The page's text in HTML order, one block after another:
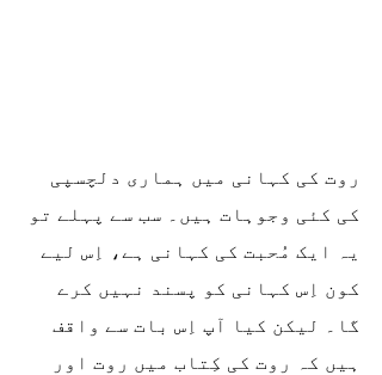
روت کی کہانی میں ہماری دلچسپی
کی کئی وجوہات ہیں۔ سب سے پہلے تو
یہ ایک مُحبت کی کہانی ہے، اِس لیے
کون اِس کہانی کو پسند نہیں کرے
گا۔ لیکن کیا آپ اِس بات سے واقف
ہیں کہ روت کی کِتاب میں روت اور